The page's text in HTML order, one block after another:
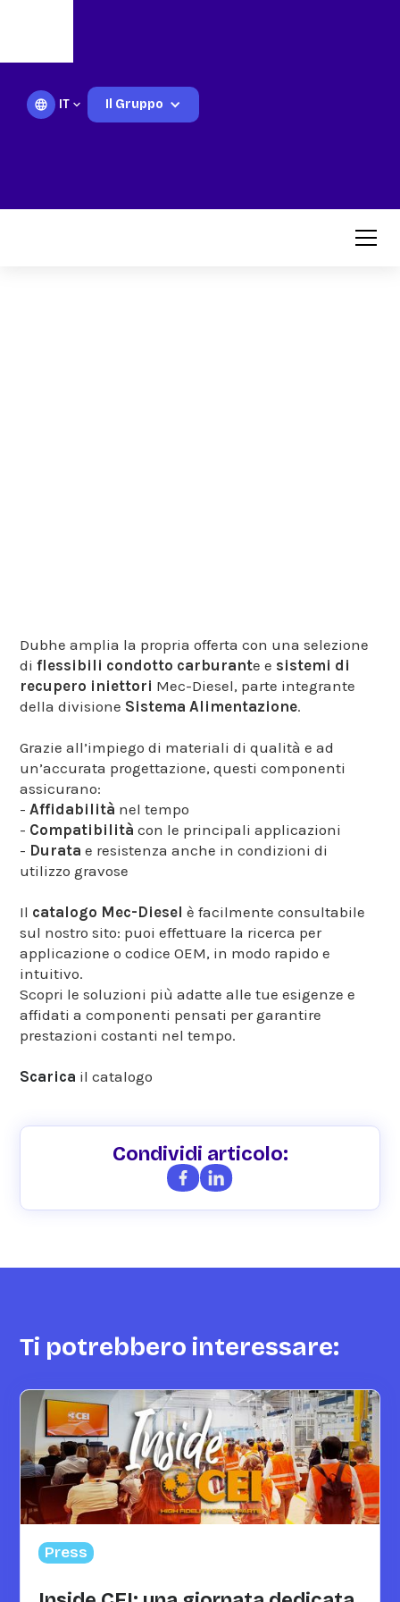
IT Il Gruppo
Condividi articolo:
Dubhe amplia la propria offerta con una selezione
diflessibili condotto carburante e sistemi di
recupero iniettori Mec-Diesel, parte integrante
della divisione Sistema Alimentazione.
Grazie all’impiego di materiali di qualità e ad
un’accurata progettazione, questi componenti
assicurano:
-Affidabilità nel tempo
- Compatibilità con le principali applicazioni
- Durata e resistenza anche in condizioni di
utilizzo gravose
Il catalogo Mec-Dieselè facilmente consultabile
sul nostro sito: puoi effettuare la ricerca per
applicazione o codice OEM, in modo rapido e
intuitivo.
Scopri le soluzioni più adatte alle tue esigenze e
affidati a componenti pensati per garantire
prestazioni costanti nel tempo.
Scarica il catalogo
Ti potrebbero interessare:
Press